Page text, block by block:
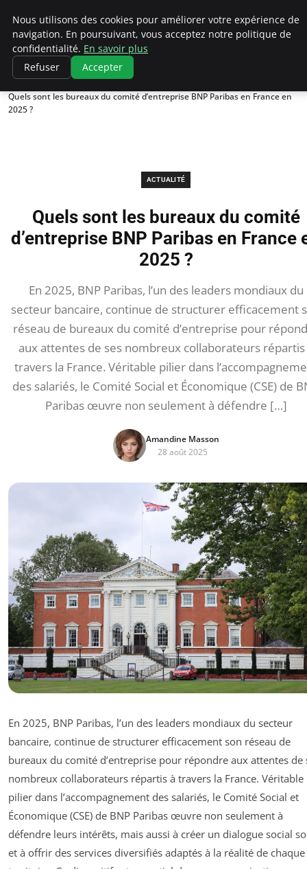
Chasseur De Tête
Quels sont les bureaux du comité d’entreprise BNP Paribas en France en
2025 ?
ACTUALITÉ
Quels sont les bureaux du comité
d’entreprise BNP Paribas en France
2025 ?
En 2025, BNP Paribas, l’un des leaders mondiaux du
secteur bancaire, continue de structurer efficacement
réseau de bureaux du comité d’entreprise pour
aux attentes de ses nombreux collaborateurs répartis
travers la France. Véritable pilier dans
des salariés, le Comité Social et Économique (CSE) de
Paribas œuvre non seulement à défendre […]
Amandine Masson
28 août 2025
En 2025, BNP Paribas, l’un des leaders mondiaux du secteur
bancaire, continue de structurer efficacement son réseau de
bureaux du comité d’entreprise pour répondre aux attentes de
nombreux collaborateurs répartis à travers la France. Véritable
pilier dans l’accompagnement des salariés, le Comité Social et
Économique (CSE) de BNP Paribas œuvre non seulement à
défendre leurs intérêts, mais aussi à créer un dialogue social
et à offrir des services diversifiés adaptés à la réalité de chaque
Nous utilisons des cookies pour améliorer votre expérience de
navigation. En poursuivant, vous acceptez notre politique de
confidentialité. En savoir plus
Refuser
Accepter